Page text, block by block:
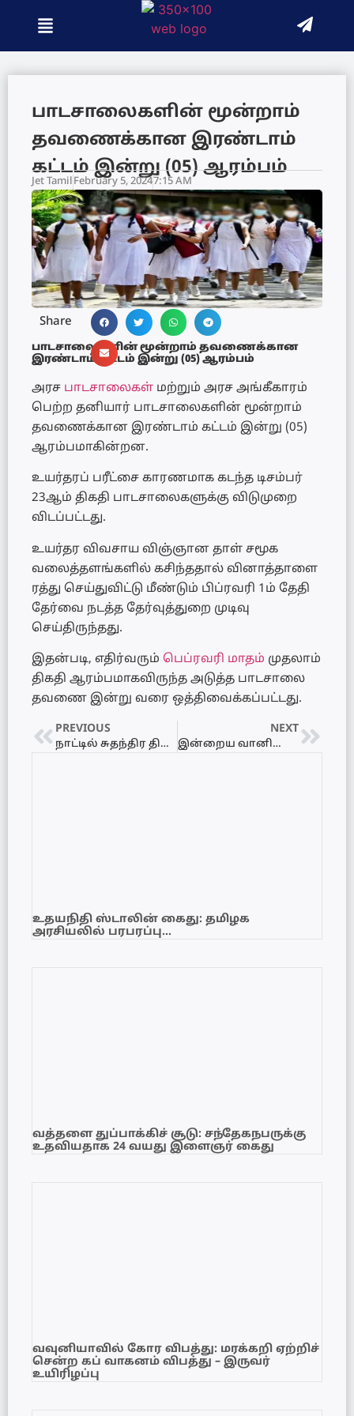
பாடசாலைகளின் மூன்றாம்
தவணைக்கான இரண்டாம்
கட்டம் இன்று (05) ஆரம்பம்
Jet TamilFebruary 5, 20247:15 AM
Share
பாடசாலைகளின் மூன்றாம் தவணைக்கான
இரண்டாம் கட்டம் இன்று (05) ஆரம்பம்
அரச பாடசாலைகள் மற்றும் அரச அங்கீகாரம்
பெற்ற தனியார் பாடசாலைகளின் மூன்றாம்
தவணைக்கான இரண்டாம் கட்டம் இன்று (05)
ஆரம்பமாகின்றன.
உயர்தரப் பரீட்சை காரணமாக கடந்த டிசம்பர்
23ஆம் திகதி பாடசாலைகளுக்கு விடுமுறை
விடப்பட்டது.
உயர்தர விவசாய விஞ்ஞான தாள் சமூக
வலைத்தளங்களில் கசிந்ததால் வினாத்தாளை
ரத்து செய்துவிட்டு மீண்டும் பிப்ரவரி 1ம் தேதி
தேர்வை நடத்த தேர்வுத்துறை முடிவு
செய்திருந்தது.
இதன்படி, எதிர்வரும் பெப்ரவரி மாதம் முதலாம்
திகதி ஆரம்பமாகவிருந்த அடுத்த பாடசாலை
தவணை இன்று வரை ஒத்திவைக்கப்பட்டது.
PREVIOUS
நாட்டில் சுதந்திர தினம் கொண்டாடுகின்றார்கள் : நாங்கள் கடலில் சுதந்திரமாக தொழில் செய்ய முடியவில்லை – எம்.வி.சுப்பிரமணியம்
NEXT
இன்றைய வானிலை அறிக்கை 05.02.2024
உதயநிதி ஸ்டாலின் கைது: தமிழக
அரசியலில் பரபரப்பு…
வத்தளை துப்பாக்கிச் சூடு: சந்தேகநபருக்கு
உதவியதாக 24 வயது இளைஞர் கைது
வவுனியாவில் கோர விபத்து: மரக்கறி ஏற்றிச்
சென்ற கப் வாகனம் விபத்து – இருவர்
உயிரிழப்பு